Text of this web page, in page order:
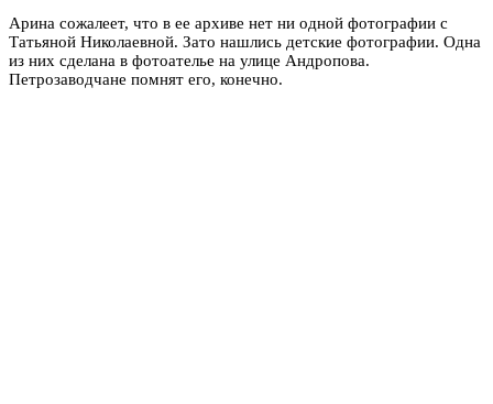
Арина сожалеет, что в ее архиве нет ни одной фотографии с
Татьяной Николаевной. Зато нашлись детские фотографии. Одна
из них сделана в фотоателье на улице Андропова.
Петрозаводчане помнят его, конечно.